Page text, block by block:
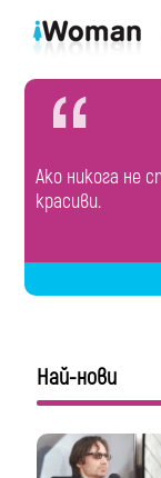
Ако никога не
красиви.
Най-нови